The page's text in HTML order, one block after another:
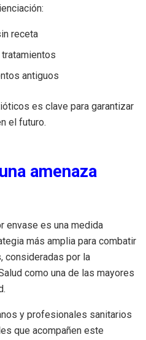
receta
antiguos
es clave para garantizar
el futuro.
amenaza
envase es una medida
más amplia para combatir
consideradas por la
como una de las mayores
y profesionales sanitarios
que acompañen este